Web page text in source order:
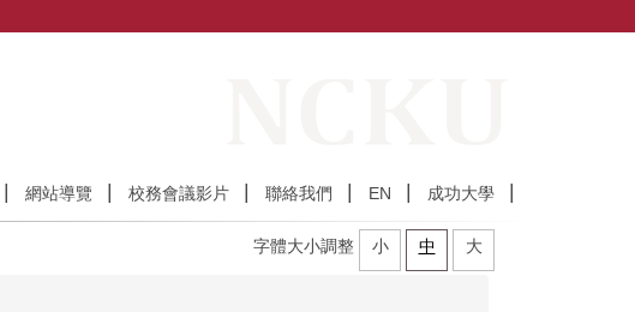
網站導覽 校務會議影片 聯絡我們 EN 成功大學
字體大小調整 小 中 大